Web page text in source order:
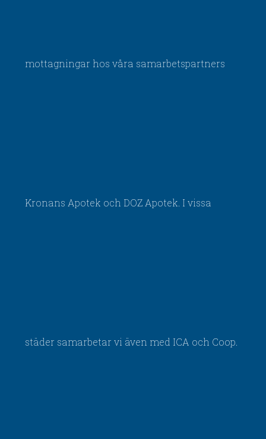
mottagningar hos våra samarbetspartners
Kronans Apotek och DOZ Apotek. I vissa
städer samarbetar vi även med ICA och Coop.